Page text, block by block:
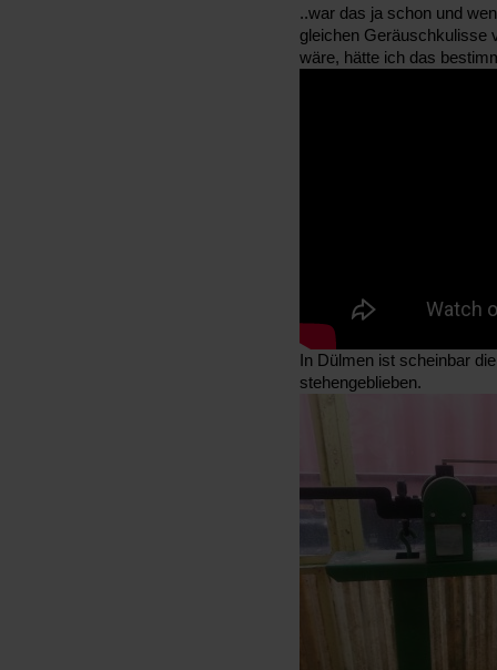
..war das ja schon und
gleichen Geräuschkulisse
wäre, hätte ich das
In Dülmen ist scheinbar
stehengeblieben.